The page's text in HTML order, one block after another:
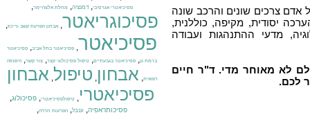
צרכים שונים והרכב שונה
יסודית, מקיפה, כוללנית,
מדעי ההתנהגות ועבודה
לא מאוחר מדי. ד"ר חיים
לכם.
פסיכיאטרי אגרסיבי,דמנציה, מחלת אלצהיימר,
פסיכוגריאטר, אבחון הפרעת קשב וריכוז,
פסיכיאטר, פסיכיאטר בתל אביב, פסיכיאטר
ברמת גן, פסיכיאטר בגבעתיים, טיפול פסיכולוגי קצר, צור קשר, היפנוזה
רפואית, אבחון, טיפול, אבחון
פסיכיאטרי, טיפולפסיכיאטרי, פסיכולוג,
פסיכותראפיה, ענבל, הפרעות חרדה,